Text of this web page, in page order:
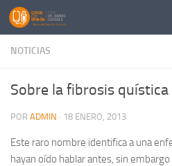
Saltar al contenido
NOTICIAS
Sobre la fibrosis quística
POR ADMIN · 18 ENERO, 2013
Este raro nombre identifica a una
hayan oído hablar antes, sin